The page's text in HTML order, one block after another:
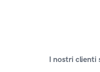
I nostri clienti